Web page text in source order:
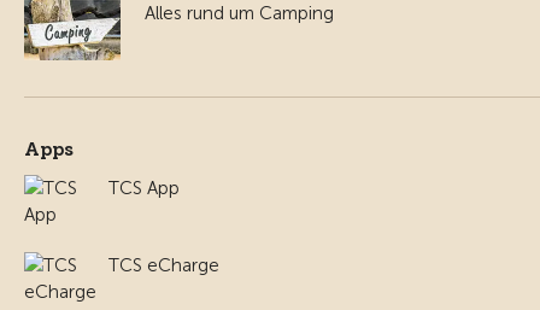
Alles rund um Camping
Apps
TCS App
TCS eCharge